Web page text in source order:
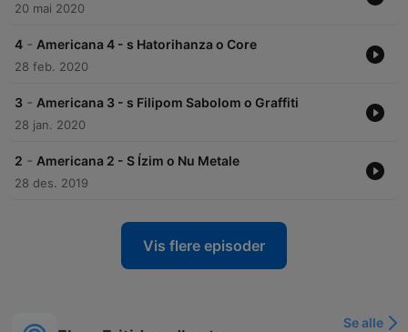
20 mai 2020
4 - Americana 4 - s Hatorihanza o Core
28 feb. 2020
3 - Americana 3 - s Filipom Sabolom o Graffiti
28 jan. 2020
2 - Americana 2 - S Ízim o Nu Metale
28 des. 2019
Vis flere episoder
Se alle